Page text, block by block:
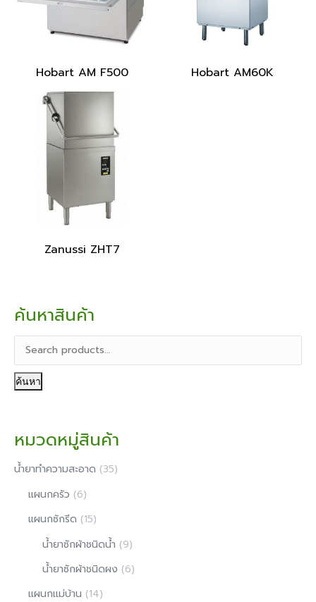
Hobart AM F500 Hobart AM60K
Zanussi ZHT7
ค้นหาสินค้า
ค้นหา
หมวดหมู่สินค้า
น้ํายาทําความสะอาด (35)
แผนกครัว (6)
แผนกซักรีด (15)
น้ำยาซักผ้าชนิดน้ำ (9)
น้ำยาซักผ้าชนิดผง (6)
แผนกแม่บ้าน (14)